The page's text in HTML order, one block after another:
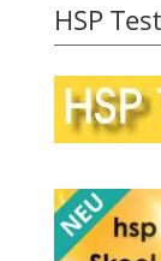
HSP